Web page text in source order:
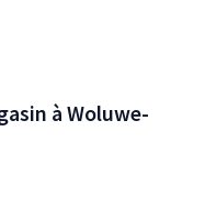
à Woluwe-